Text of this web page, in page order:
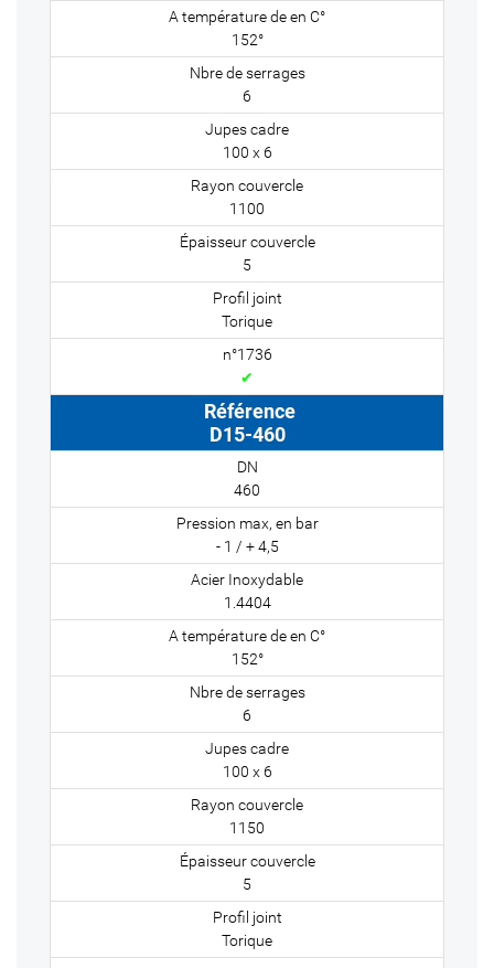
152°
6
100 x 6
1100
5
Torique
✔
D15-460
460
- 1 / + 4,5
1.4404
152°
6
100 x 6
1150
5
Torique